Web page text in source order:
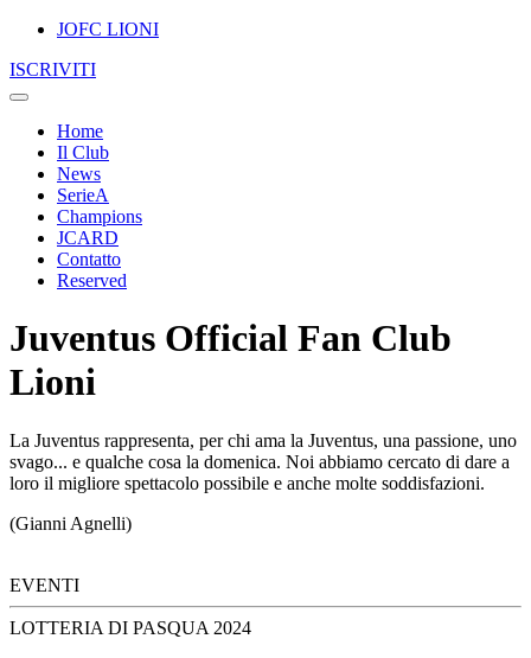
JOFC LIONI
ISCRIVITI
Home
Il Club
News
SerieA
Champions
JCARD
Contatto
Reserved
Juventus Official Fan Club
Lioni
La Juventus rappresenta, per chi ama la Juventus, una passione, uno
svago... e qualche cosa la domenica. Noi abbiamo cercato di dare a
loro il migliore spettacolo possibile e anche molte soddisfazioni.
(Gianni Agnelli)
EVENTI
LOTTERIA DI PASQUA 2024